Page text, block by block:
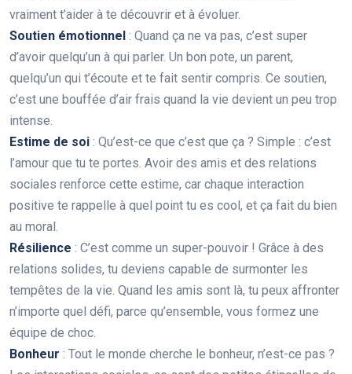
vraiment t’aider à te découvrir et à évoluer.
Soutien émotionnel : Quand ça ne va pas, c’est super
d’avoir quelqu’un à qui parler. Un bon pote, un parent,
quelqu’un qui t’écoute et te fait sentir compris. Ce soutien,
c’est une bouffée d’air frais quand la vie devient un peu trop
intense.
Estime de soi : Qu’est-ce que c’est que ça ? Simple : c’est
l’amour que tu te portes. Avoir des amis et des relations
sociales renforce cette estime, car chaque interaction
positive te rappelle à quel point tu es cool, et ça fait du bien
au moral.
Résilience : C’est comme un super-pouvoir ! Grâce à des
relations solides, tu deviens capable de surmonter les
tempêtes de la vie. Quand les amis sont là, tu peux affronter
n’importe quel défi, parce qu’ensemble, vous formez une
équipe de choc.
Bonheur : Tout le monde cherche le bonheur, n’est-ce pas ?